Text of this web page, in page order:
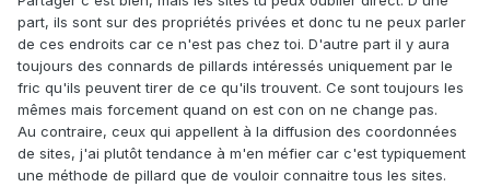
part, ils sont sur des propriétés privées et donc tu ne peux parler
de ces endroits car ce n'est pas chez toi. D'autre part il y aura
toujours des connards de pillards intéressés uniquement par le
fric qu'ils peuvent tirer de ce qu'ils trouvent. Ce sont toujours les
mêmes mais forcement quand on est con on ne change pas.
Au contraire, ceux qui appellent à la diffusion des coordonnées
de sites, j'ai plutôt tendance à m'en méfier car c'est typiquement
une méthode de pillard que de vouloir connaitre tous les sites.